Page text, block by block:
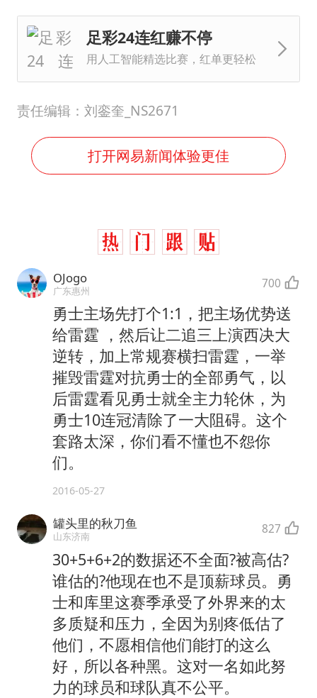
足彩24连红赚不停
用人工智能精选比赛，红单更轻松
责任编辑：刘銮奎_NS2671
打开网易新闻体验更佳
OJogo
广东惠州 700
勇士主场先打个1:1，把主场优势送
给雷霆 ，然后让二追三上演西决大
逆转，加上常规赛横扫雷霆，一举
摧毁雷霆对抗勇士的全部勇气，以
后雷霆看见勇士就全主力轮休，为
勇士10连冠清除了一大阻碍。这个
套路太深，你们看不懂也不怨你
们。
2016-05-27
罐头里的秋刀鱼
山东济南 827
30+5+6+2的数据还不全面?被高估?
谁估的?他现在也不是顶薪球员。勇
士和库里这赛季承受了外界来的太
多质疑和压力，全因为别疼低估了
他们，不愿相信他们能打的这么
好，所以各种黑。这对一名如此努
力的球员和球队真不公平。